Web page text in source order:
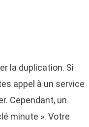
la duplication. Si
appel à un service
Cependant, un
minute ». Votre